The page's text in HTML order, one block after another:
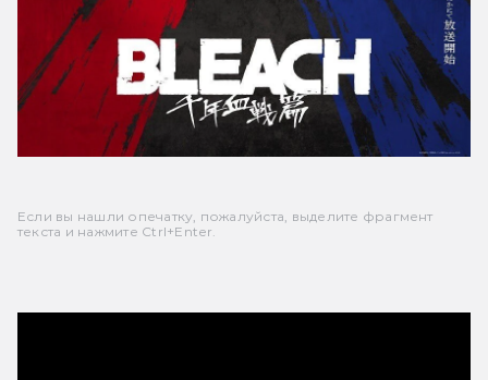
Если вы нашли опечатку, пожалуйста, выделите фрагмент
текста и нажмите Ctrl+Enter.